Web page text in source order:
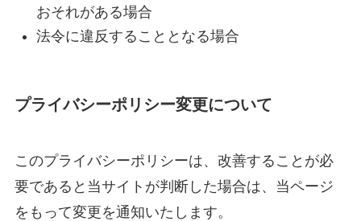
おそれがある場合
法令に違反することとなる場合
プライバシーポリシー変更について
このプライバシーポリシーは、改善することが必
要であると当サイトが判断した場合は、当ページ
をもって変更を通知いたします。